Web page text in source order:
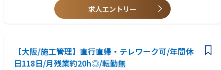
求人エントリー
【大阪/施工管理】直行直帰・テレワーク可/年間休
日118日/月残業約20h◎/転勤無